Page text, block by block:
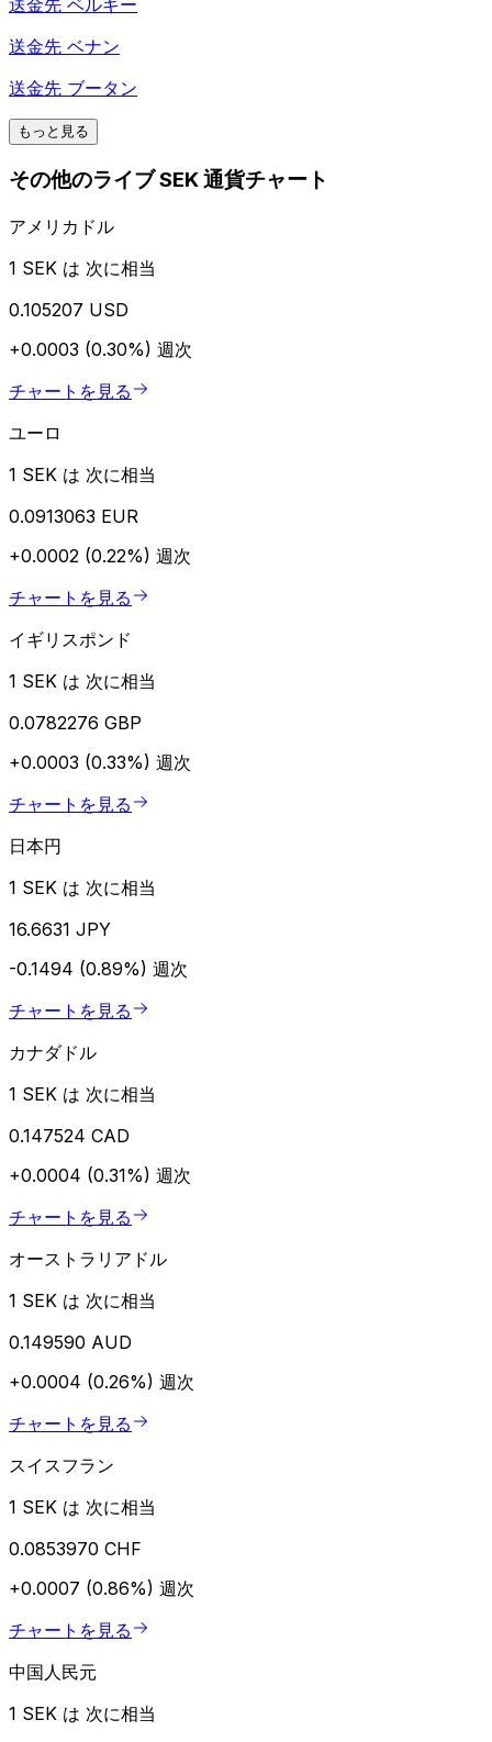
送金先 ベルギー
送金先 ベナン
送金先 ブータン
もっと見る
その他のライブ SEK 通貨チャート
アメリカドル
1 SEK は 次に相当
0.105207 USD
+0.0003 (0.30%) 週次
チャートを見る
ユーロ
1 SEK は 次に相当
0.0913063 EUR
+0.0002 (0.22%) 週次
チャートを見る
イギリスポンド
1 SEK は 次に相当
0.0782276 GBP
+0.0003 (0.33%) 週次
チャートを見る
日本円
1 SEK は 次に相当
16.6631 JPY
-0.1494 (0.89%) 週次
チャートを見る
カナダドル
1 SEK は 次に相当
0.147524 CAD
+0.0004 (0.31%) 週次
チャートを見る
オーストラリアドル
1 SEK は 次に相当
0.149590 AUD
+0.0004 (0.26%) 週次
チャートを見る
スイスフラン
1 SEK は 次に相当
0.0853970 CHF
+0.0007 (0.86%) 週次
チャートを見る
中国人民元
1 SEK は 次に相当